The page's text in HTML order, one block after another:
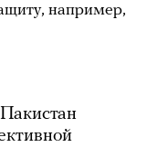
например,